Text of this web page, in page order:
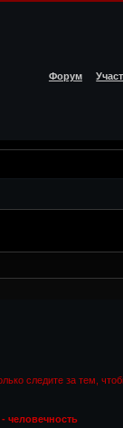
Форум
следите за тем,
человечность